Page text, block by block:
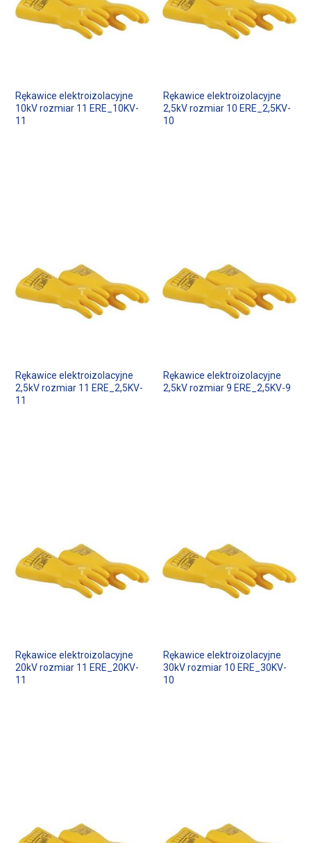
Rękawice elektroizolacyjne
10kV rozmiar 11 ERE_10KV-
11
Rękawice elektroizolacyjne
2,5kV rozmiar 10 ERE_2,5KV-
10
Rękawice elektroizolacyjne
2,5kV rozmiar 11 ERE_2,5KV-
11
Rękawice elektroizolacyjne
2,5kV rozmiar 9 ERE_2,5KV-9
Rękawice elektroizolacyjne
20kV rozmiar 11 ERE_20KV-
11
Rękawice elektroizolacyjne
30kV rozmiar 10 ERE_30KV-
10